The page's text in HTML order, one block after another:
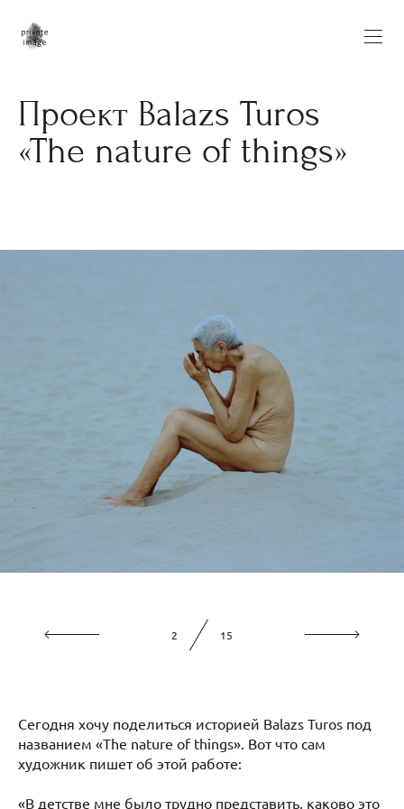
Проект Balazs Turos
«The nature of things»
2 15
Сегодня хочу поделиться историей Balazs Turos под
названием «The nature of things». Вот что сам
художник пишет об этой работе:
«В детстве мне было трудно представить, каково это